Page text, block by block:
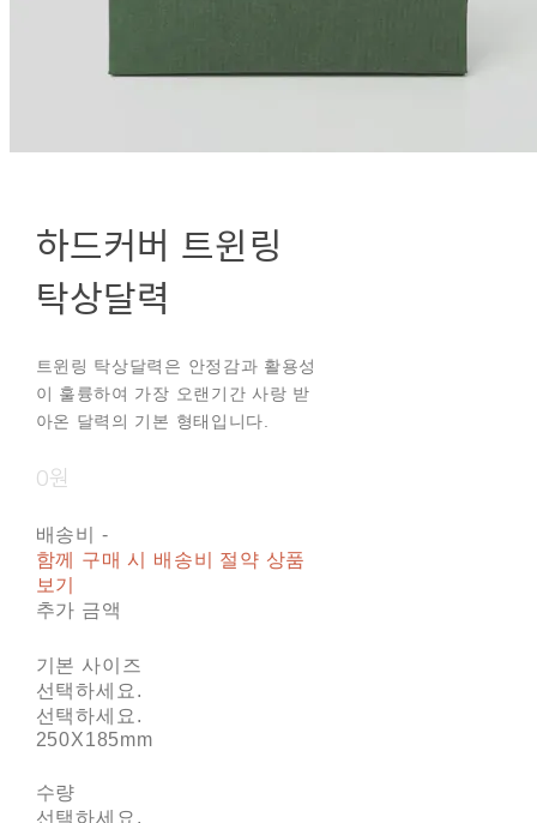
하드커버 트윈링
탁상달력
트윈링 탁상달력은 안정감과 활용성
이 훌륭하여 가장 오랜기간 사랑 받
아온 달력의 기본 형태입니다.
0원
배송비 -
함께 구매 시 배송비 절약 상품
보기
추가 금액
기본 사이즈
선택하세요.
선택하세요.
250X185mm
수량
선택하세요.